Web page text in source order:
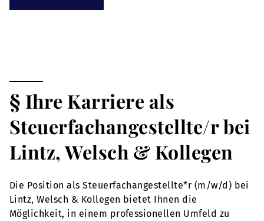
§ Ihre Karriere als
Steuerfachangestellte/r bei
Lintz, Welsch & Kollegen
Die Position als Steuerfachangestellte*r (m/w/d) bei
Lintz, Welsch & Kollegen bietet Ihnen die
Möglichkeit, in einem professionellen Umfeld zu